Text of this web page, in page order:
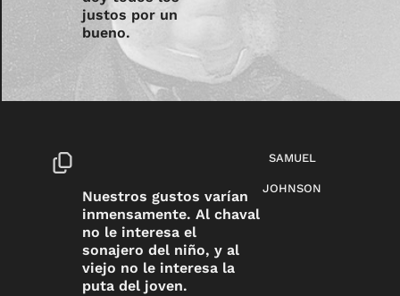
justos por un
bueno.
Nuestros gustos varían
inmensamente. Al chaval
no le interesa el
sonajero del niño, y al
viejo no le interesa la
puta del joven.
SAMUEL
JOHNSON